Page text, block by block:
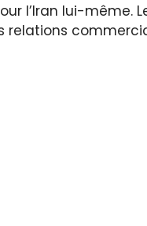
l’Iran lui-même.
relations